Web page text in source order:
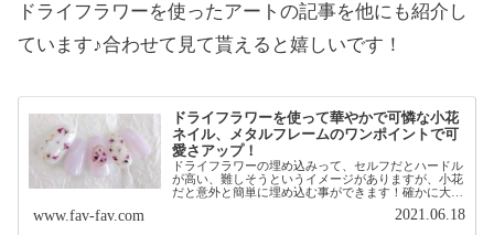
ドライフラワーを使ったアートの記事を他にも紹介し
ています♪合わせて見て貰えると嬉しいです！
ドライフラワーを使って華やかで可憐な小花
ネイル、メタルフレームのワンポイントで可
愛さアップ！
ドライフラワーの埋め込みって、セルフだとハードル
が高い、難しそうというイメージがありますが、小花
だと意外と簡単に埋め込む事ができます！確かに大き
い花、例えば紫陽花だと埋め込む時に浮いてきたりし
ますが、2〜3ミリの小花は浮きもなく貼り付きやす...
www.fav-fav.com 2021.06.18